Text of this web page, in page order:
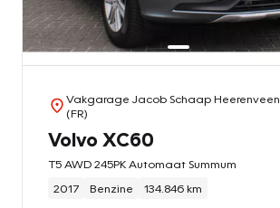
Vakgarage Jacob Schaap Heerenveen
(FR)
Volvo XC60
T5 AWD 245PK Automaat Summum
2017
Benzine 134.846 km